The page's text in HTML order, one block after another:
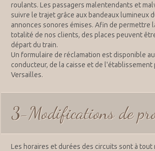
roulants. Les passagers malentendants et
suivre le trajet grâce aux bandeaux lumineux
annonces sonores émises. Afin de permettre
totalité de nos clients, des places peuvent
départ du train.
Un formulaire de réclamation est disponible
conducteur, de la caisse et de l'établissement
Versailles.
3-Modifications de
Les horaires et durées des circuits sont à tout